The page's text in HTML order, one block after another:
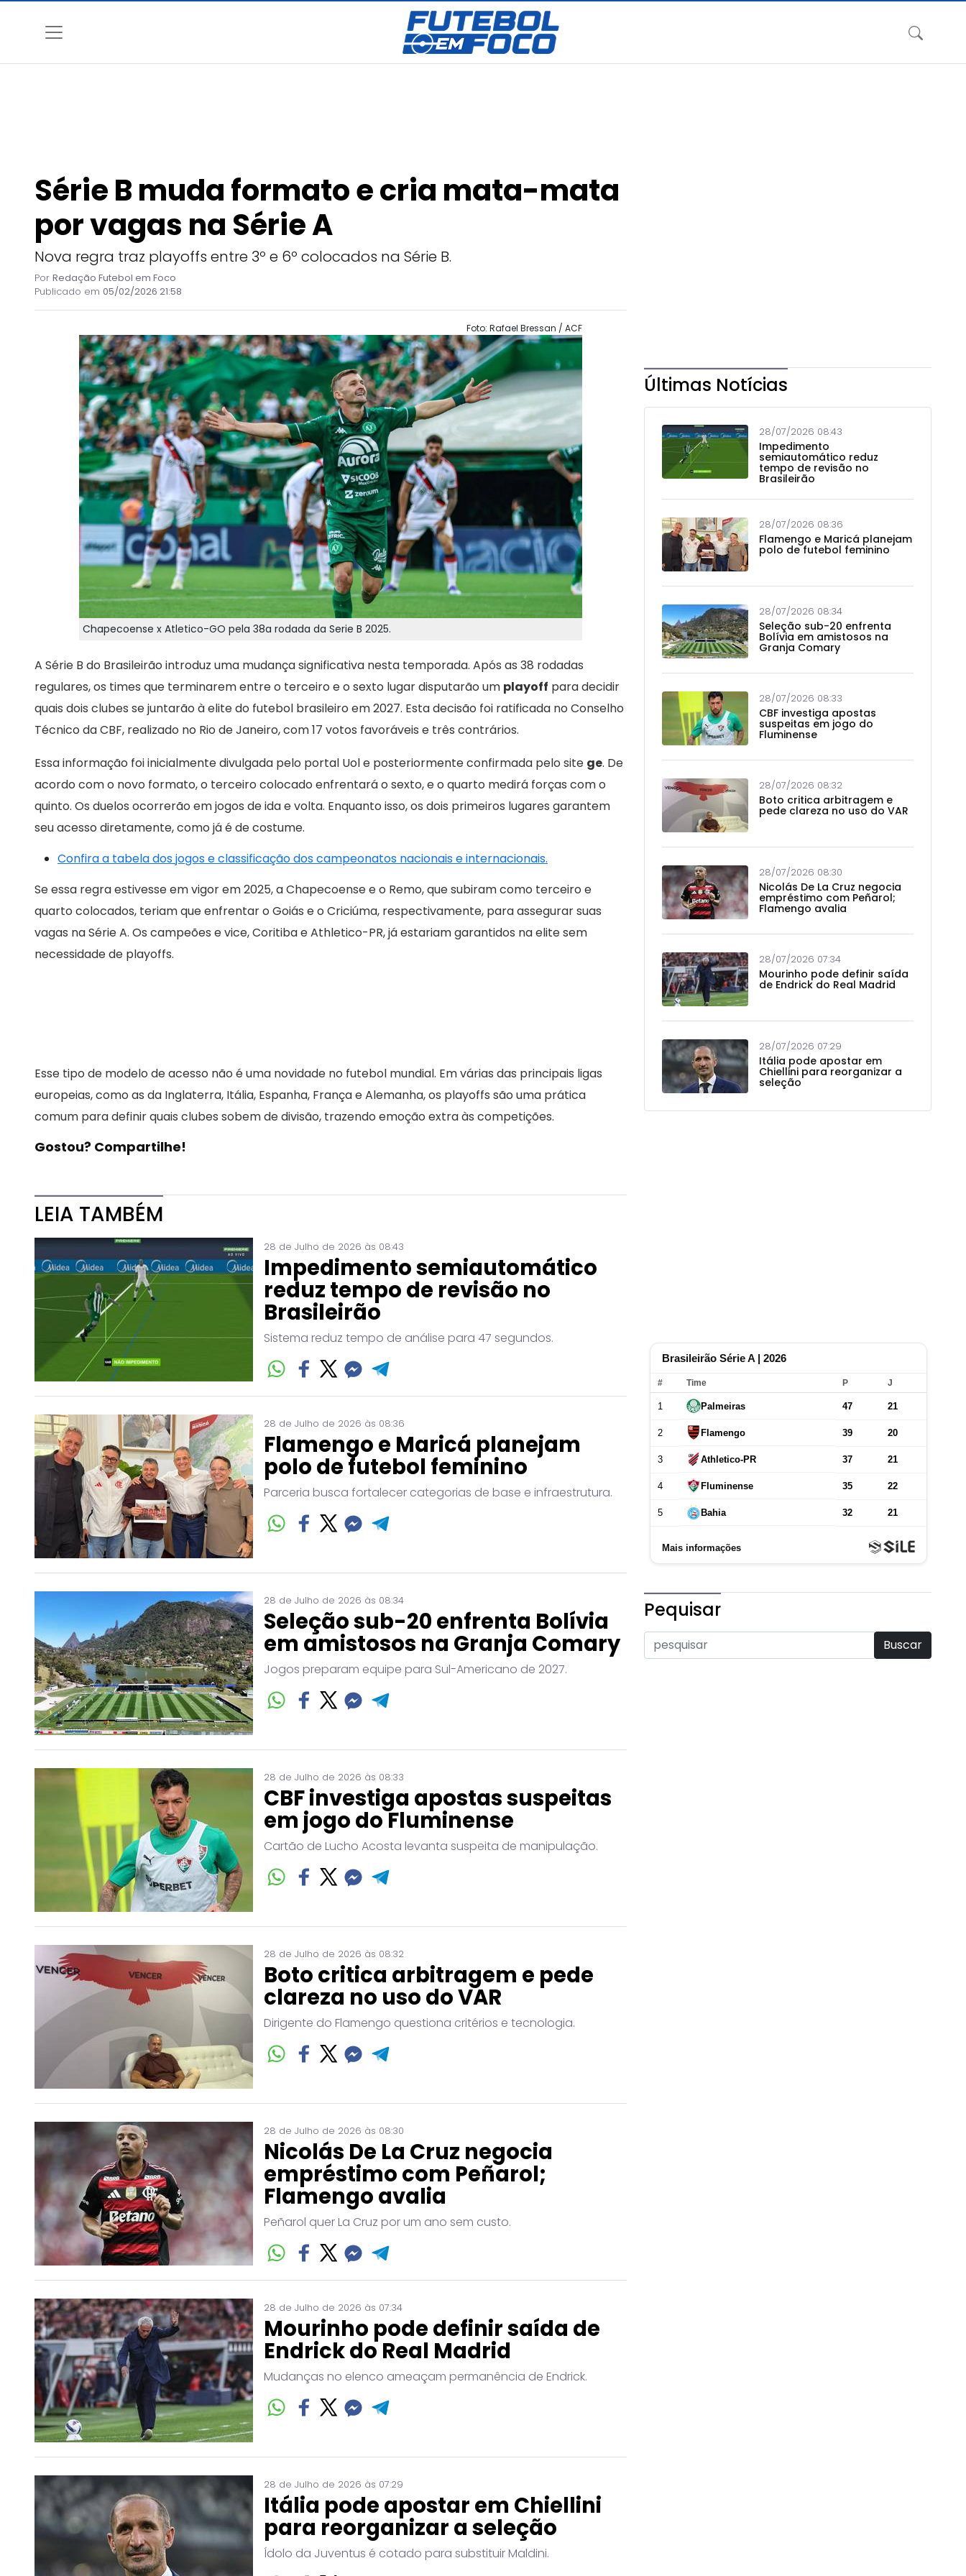
Série B muda formato e cria mata-mata
por vagas na Série A
Nova regra traz playoffs entre 3º e 6º colocados na Série B.
Por Redação Futebol em Foco
Publicado em 05/02/2026 21:58
Foto: Rafael Bressan / ACF
Chapecoense x Atletico-GO pela 38a rodada da Serie B 2025.
A Série B do Brasileirão introduz uma mudança significativa nesta temporada. Após as 38 rodadas
regulares, os times que terminarem entre o terceiro e o sexto lugar disputarão um playoff para decidir
quais dois clubes se juntarão à elite do futebol brasileiro em 2027. Esta decisão foi ratificada no Conselho
Técnico da CBF, realizado no Rio de Janeiro, com 17 votos favoráveis e três contrários.
Essa informação foi inicialmente divulgada pelo portal Uol e posteriormente confirmada pelo site ge. De
acordo com o novo formato, o terceiro colocado enfrentará o sexto, e o quarto medirá forças com o
quinto. Os duelos ocorrerão em jogos de ida e volta. Enquanto isso, os dois primeiros lugares garantem
seu acesso diretamente, como já é de costume.
Confira a tabela dos jogos e classificação dos campeonatos nacionais e internacionais.
Se essa regra estivesse em vigor em 2025, a Chapecoense e o Remo, que subiram como terceiro e
quarto colocados, teriam que enfrentar o Goiás e o Criciúma, respectivamente, para assegurar suas
vagas na Série A. Os campeões e vice, Coritiba e Athletico-PR, já estariam garantidos na elite sem
necessidade de playoffs.
Esse tipo de modelo de acesso não é uma novidade no futebol mundial. Em várias das principais ligas
europeias, como as da Inglaterra, Itália, Espanha, França e Alemanha, os playoffs são uma prática
comum para definir quais clubes sobem de divisão, trazendo emoção extra às competições.
Gostou? Compartilhe!
LEIA TAMBÉM
28 de Julho de 2026 às 08:43
Impedimento semiautomático
reduz tempo de revisão no
Brasileirão
Sistema reduz tempo de análise para 47 segundos.
28 de Julho de 2026 às 08:36
Flamengo e Maricá planejam
polo de futebol feminino
Parceria busca fortalecer categorias de base e infraestrutura.
28 de Julho de 2026 às 08:34
Seleção sub-20 enfrenta Bolívia
em amistosos na Granja Comary
Jogos preparam equipe para Sul-Americano de 2027.
28 de Julho de 2026 às 08:33
CBF investiga apostas suspeitas
em jogo do Fluminense
Cartão de Lucho Acosta levanta suspeita de manipulação.
28 de Julho de 2026 às 08:32
Boto critica arbitragem e pede
clareza no uso do VAR
Dirigente do Flamengo questiona critérios e tecnologia.
28 de Julho de 2026 às 08:30
Nicolás De La Cruz negocia
empréstimo com Peñarol;
Flamengo avalia
Peñarol quer La Cruz por um ano sem custo.
28 de Julho de 2026 às 07:34
Mourinho pode definir saída de
Endrick do Real Madrid
Mudanças no elenco ameaçam permanência de Endrick.
28 de Julho de 2026 às 07:29
Itália pode apostar em Chiellini
para reorganizar a seleção
Ídolo da Juventus é cotado para substituir Maldini.
Últimas Notícias
28/07/2026 08:43
Impedimento
semiautomático reduz
tempo de revisão no
Brasileirão
28/07/2026 08:36
Flamengo e Maricá planejam
polo de futebol feminino
28/07/2026 08:34
Seleção sub-20 enfrenta
Bolívia em amistosos na
Granja Comary
28/07/2026 08:33
CBF investiga apostas
suspeitas em jogo do
Fluminense
28/07/2026 08:32
Boto critica arbitragem e
pede clareza no uso do VAR
28/07/2026 08:30
Nicolás De La Cruz negocia
empréstimo com Peñarol;
Flamengo avalia
28/07/2026 07:34
Mourinho pode definir saída
de Endrick do Real Madrid
28/07/2026 07:29
Itália pode apostar em
Chiellini para reorganizar a
seleção
Pequisar